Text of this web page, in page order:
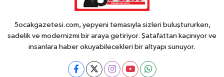
5ocakgazetesi.com, yepyeni temasıyla sizleri buluştururken,
sadelik ve modernizmi bir araya getiriyor. Şatafattan kaçınıyor ve
insanlara haber okuyabilecekleri bir altyapı sunuyor.